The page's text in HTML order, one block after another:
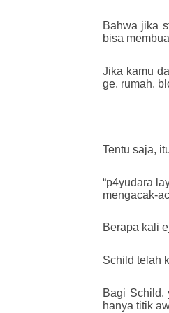
Bahwa jika
bisa
Jika kamu
ge. rumah.
Tentu saja,
“p4yudara
mengacak-
Berapa kali
Schild telah
Bagi Schild,
hanya titik